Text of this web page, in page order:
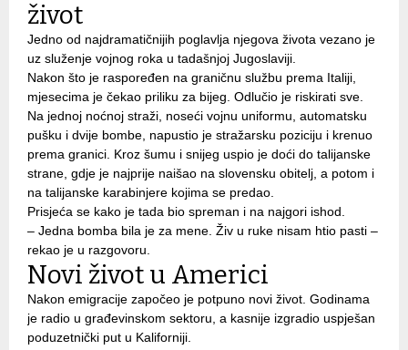
život
Jedno od najdramatičnijih poglavlja njegova života vezano je
uz služenje vojnog roka u tadašnjoj Jugoslaviji.
Nakon što je raspoređen na graničnu službu prema Italiji,
mjesecima je čekao priliku za bijeg. Odlučio je riskirati sve.
Na jednoj noćnoj straži, noseći vojnu uniformu, automatsku
pušku i dvije bombe, napustio je stražarsku poziciju i krenuo
prema granici. Kroz šumu i snijeg uspio je doći do talijanske
strane, gdje je najprije naišao na slovensku obitelj, a potom i
na talijanske karabinjere kojima se predao.
Prisjeća se kako je tada bio spreman i na najgori ishod.
– Jedna bomba bila je za mene. Živ u ruke nisam htio pasti –
rekao je u razgovoru.
Novi život u Americi
Nakon emigracije započeo je potpuno novi život. Godinama
je radio u građevinskom sektoru, a kasnije izgradio uspješan
poduzetnički put u Kaliforniji.